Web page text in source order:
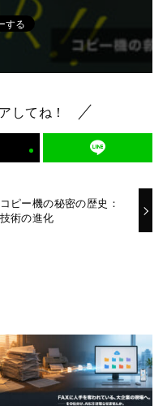
してね！
コピー機の秘密の歴史：
技術の進化